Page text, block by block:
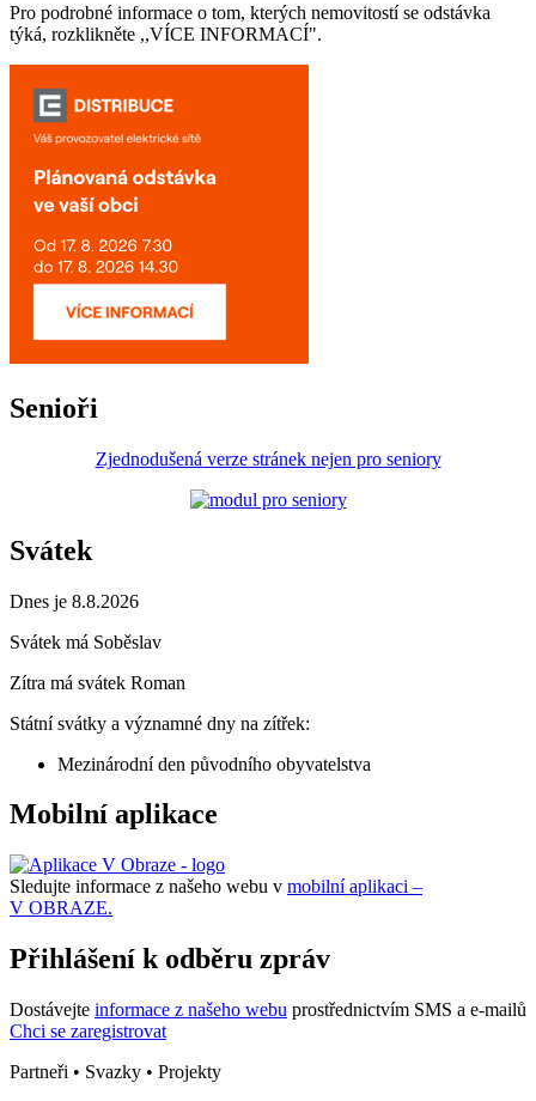
Pro podrobné informace o tom, kterých nemovitostí se odstávka
týká, rozklikněte ,,VÍCE INFORMACÍ".
Senioři
Zjednodušená verze stránek nejen pro seniory
Svátek
Dnes je 8.8.2026
Svátek má Soběslav
Zítra má svátek Roman
Státní svátky a významné dny na zítřek:
Mezinárodní den původního obyvatelstva
Mobilní aplikace
Sledujte informace z našeho webu v mobilní aplikaci –
V OBRAZE.
Přihlášení k odběru zpráv
Dostávejte informace z našeho webu prostřednictvím SMS a e-mailů
Chci se zaregistrovat
Partneři • Svazky • Projekty